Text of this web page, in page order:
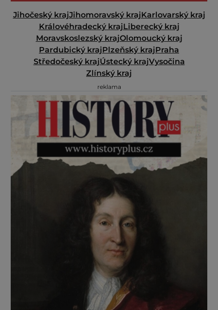
Jihočeský krajJihomoravský krajKarlovarský kraj
Královéhradecký krajLiberecký kraj
Moravskoslezský krajOlomoucký kraj
Pardubický krajPlzeňský krajPraha
Středočeský krajÚstecký krajVysočina
Zlínský kraj
reklama